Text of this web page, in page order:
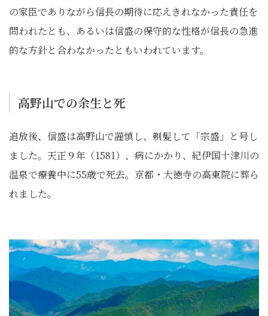
の家臣でありながら信長の期待に応えきれなかった責任を
問われたとも、あるいは信盛の保守的な性格が信長の急進
的な方針と合わなかったともいわれています。
高野山での余生と死
追放後、信盛は高野山で謹慎し、剃髪して「宗盛」と号し
ました。天正９年（1581）、病にかかり、紀伊国十津川の
温泉で療養中に55歳で死去。京都・大徳寺の高東院に葬ら
れました。